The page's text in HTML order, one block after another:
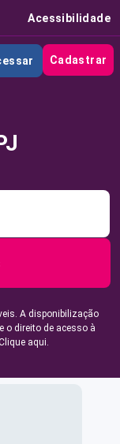
Acessibilidade
Cadastrar
A disponibilização
o direito de acesso à
aqui.